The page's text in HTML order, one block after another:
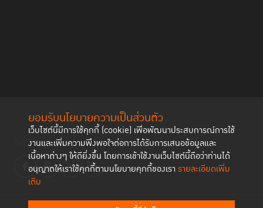
ยอมรับนโยบายความเป็นส่วนตัว
เว็บไซต์นี้มีการใช้คุกกี้ (cookie) เพื่อพัฒนาประสบการณ์การใช้
งานและเพิ่มความพึงพอใจต่อการได้รับการเสนอข้อมูลและ
เนื้อหาต่างๆ ให้ดียิ่งขึ้น โดยการเข้าใช้งานเว็บไซต์นี้ถือว่าท่านได้
อนุญาตให้เราใช้คุกกี้ตามนโยบายคุกกี้ของเรา รายละเอียดเพิ่ม
เติม
ติดตามช่องทาง social